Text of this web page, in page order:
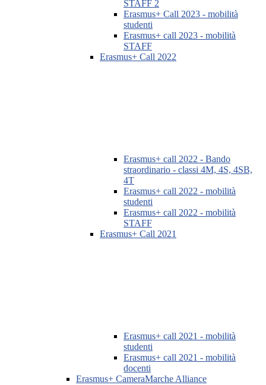
STAFF 2
Erasmus+ Call 2023 - mobilità
studenti
Erasmus+ call 2023 - mobilità
STAFF
Erasmus+ Call 2022
Erasmus+ call 2022 - Bando
straordinario - classi 4M, 4S, 4SB,
4T
Erasmus+ call 2022 - mobilità
studenti
Erasmus+ call 2022 - mobilità
STAFF
Erasmus+ Call 2021
Erasmus+ call 2021 - mobilità
studenti
Erasmus+ call 2021 - mobilità
docenti
Erasmus+ CameraMarche Alliance